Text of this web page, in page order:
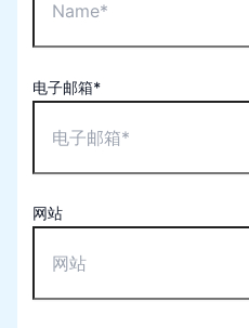
电子邮箱*
网站